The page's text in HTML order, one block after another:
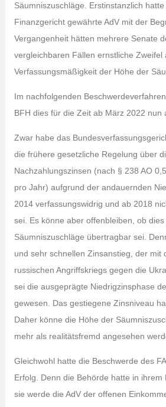
Säumniszuschläge. Erstinstanzlich
Finanzgericht gewährte AdV mit der
Vergangenheit hätten mehrere Senate
vergleichbaren Fällen ernstliche Zweifel
Verfassungsmäßigkeit der Höhe der
Im nachfolgenden
BFH dies für die Zeit ab März 2022 nun
Zwar habe das
die frühere gesetzliche Regelung über
Nachzahlungszinsen (nach § 238 AO
pro Jahr) aufgrund der andauernden
2014 verfassungswidrig und ab 2018
sei. Es könne aber offenbleiben, ob dies
Säumniszuschläge übertragbar sei.
und sehr schnellen Zinsanstieg, der mit
russischen Angriffskriegs gegen die
sei die ausgeprägte Niedrigzinsphase
gewesen. Das gestiegene Zinsniveau
Daher könne die Höhe der
mehr als realitätsfremd angesehen
Gleichwohl hatte die Beschwerde des
Erfolg. Denn die Behörde hatte in ihrem
sie werde die AdV der offenen